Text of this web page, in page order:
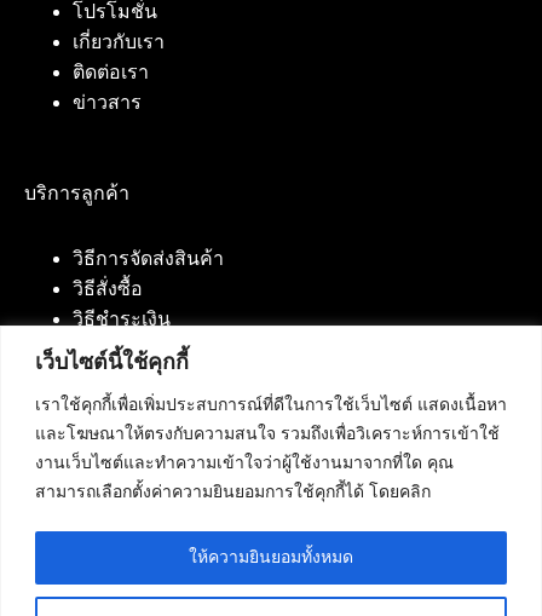
เว็บไซต์นี้ใช้คุกกี้
เราใช้คุกกี้เพื่อเพิ่มประสบการณ์ที่ดีในการใช้เว็บไซต์ แสดงเนื้อหา
และโฆษณาให้ตรงกับความสนใจ รวมถึงเพื่อวิเคราะห์การเข้าใช้
งานเว็บไซต์และทำความเข้าใจว่าผู้ใช้งานมาจากที่ใด คุณ
สามารถเลือกตั้งค่าความยินยอมการใช้คุกกี้ได้ โดยคลิก
ให้ความยินยอมทั้งหมด
โปรโมชั่น
เกี่ยวกับเรา
ติดต่อเรา
ข่าวสาร
บริการลูกค้า
วิธีการจัดส่งสินค้า
วิธีสั่งซื้อ
วิธีชำระเงิน
ติดต่อเรา
บริษัท เน็ทฟิวชั่น คอมมิวนิเคชั่น จำกัด 420/94 ถนน
นัมเบอร์วัน-ราม 2 แขวงดอกไม้, เขตประเวศ
กรุงเทพมหานคร 10250
โทรศัพท์ :084-553-4055,086-309-5259,